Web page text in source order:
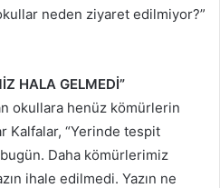
neden ziyaret edilmiyor?”
HALA GELMEDİ”
okullara henüz kömürlerin
Kalfalar, “Yerinde tespit
bugün. Daha kömürlerimiz
ihale edilmedi. Yazın ne